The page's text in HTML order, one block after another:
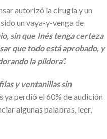
autorizó la cirugía y un
un vaya-y-venga de
sin que Inés tenga certeza
que todo está aprobado, y
la píldora”.
y ventanillas sin
ya perdió el 60% de audición
algunas palabras, leer,